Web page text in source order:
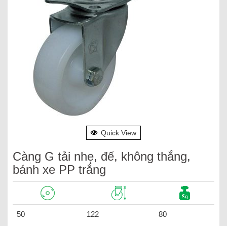
Quick View
Càng G tải nhẹ, đế, không thắng,
bánh xe PP trắng
50 122 80